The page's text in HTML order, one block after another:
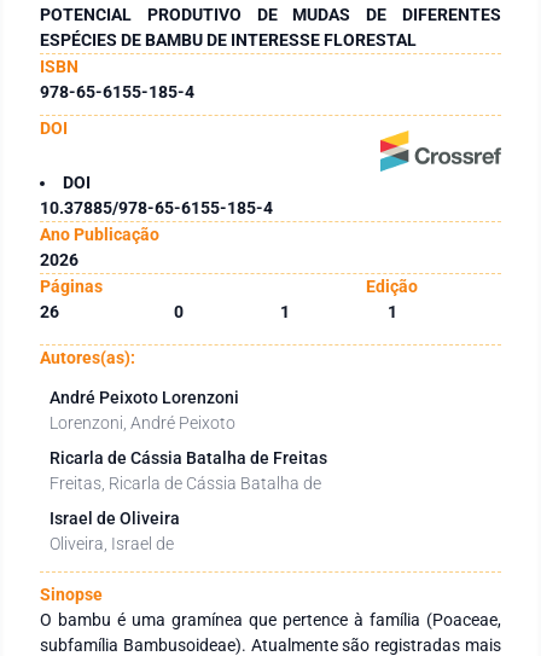
POTENCIAL PRODUTIVO DE MUDAS DE DIFERENTES
ESPÉCIES DE BAMBU DE INTERESSE FLORESTAL
ISBN
978-65-6155-185-4
DOI
DOI
10.37885/978-65-6155-185-4
Ano Publicação
2026
Páginas
Edição
26
0 1 1
Autores(as):
André Peixoto Lorenzoni
Lorenzoni, André Peixoto
Ricarla de Cássia Batalha de Freitas
Freitas, Ricarla de Cássia Batalha de
Israel de Oliveira
Oliveira, Israel de
Sinopse
O bambu é uma gramínea que pertence à família (Poaceae,
subfamília Bambusoideae). Atualmente são registradas mais